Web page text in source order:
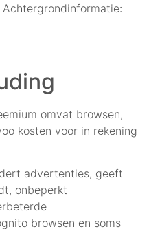
omvat browsen,
kosten voor in rekening
advertenties, geeft
onbeperkt
browsen en soms